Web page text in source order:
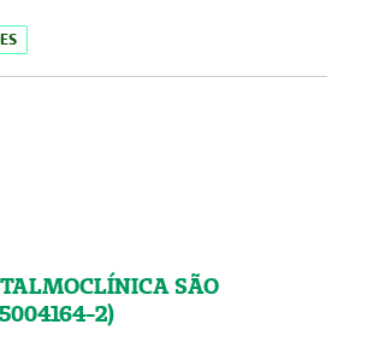
SÃO
2)